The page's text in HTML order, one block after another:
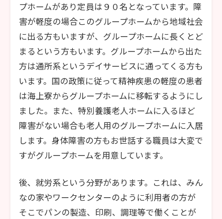
プホームがあり定員は９０名となっています。障
害が軽度の場合このグループホームから地域社会
に出る方もいますが、グループホームに長くとど
まるという方もいます。グループホームから出た
方は通所系というデイサービスに通ってくる方も
います。国の政策に従って精神疾患の軽度の患者
は海上寮からグループホームに移転するようにし
ました。また、特別養護老人ホームに入るほど
障害がない場合も老人用のグループホームに入居
します。身体障害の方もお世話する職員は大変で
すがグループホームを用意しています。
後、就労系という分野があります。これは、みん
なの家やワークセンターのように利用者の方が
そこでパンの製造、印刷、調理等で働くことが